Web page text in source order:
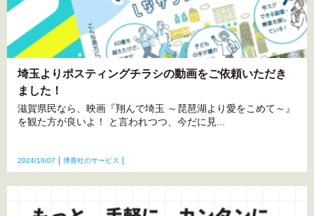
埼玉よりポスティングチラシの動画をご依頼いただき
ました！
滋賀県民なら、映画『翔んで埼玉 ～琵琶湖より愛をこめて～』
を観た方が良いよ！ と言われつつ、今だに見...
2024/10/07 博善社のサービス